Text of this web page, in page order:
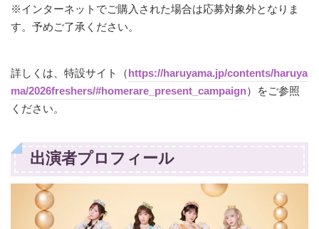
※インターネットでご購入された場合は応募対象外となりま
す。予めご了承ください。
詳しくは、特設サイト（https://haruyama.jp/contents/haruya
ma/2026freshers/#homerare_present_campaign）をご参照
ください。
出演者プロフィール